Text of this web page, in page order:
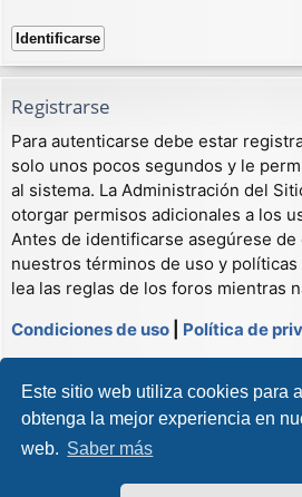
Este sitio web utiliza cookies para
obtenga la mejor experiencia en
web. Saber más
Registrarse
Para autenticarse debe estar
solo unos pocos segundos y le
al sistema. La Administración del
otorgar permisos adicionales a los
Antes de identificarse asegúrese
nuestros términos de uso y
lea las reglas de los foros mientras
Condiciones de uso
Política de
Registrarse
Inicio (Web) Foro Punta de Lanza Wargames
Desarrollado porphpBB® Forum